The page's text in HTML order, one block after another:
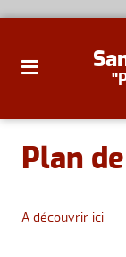
site
au
aller au
Plan
A découvrir ici